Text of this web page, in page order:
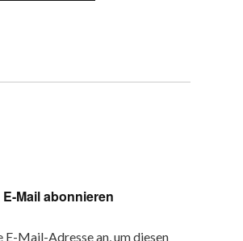
Mail abonnieren
E-Mail-Adresse an, um diesen